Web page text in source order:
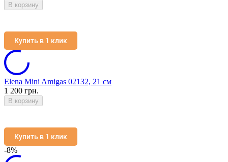
В корзину
Купить в 1 клик
Elena Mini Amigas 02132, 21 см
1 200 грн.
В корзину
Купить в 1 клик
-8%